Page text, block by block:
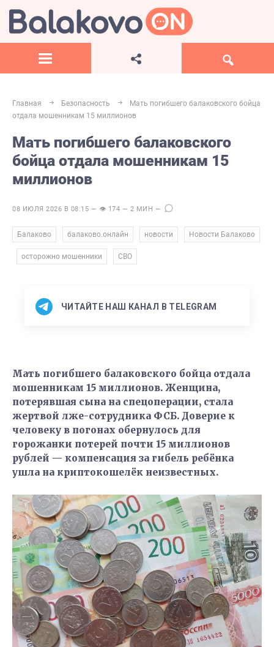
Главная Безопасность
Мать погибшего балаковского бойца
отдала мошенникам 15 миллионов
Мать погибшего балаковского
бойца отдала мошенникам 15
миллионов
08 ИЮЛЯ 2026 В 08:15 — 👁 174 — 2 МИН —
Балаково балаково.онлайн новости Новости Балаково
осторожно мошенники СВО
ЧИТАЙТЕ НАШ КАНАЛ В TELEGRAM
Мать погибшего балаковского бойца отдала
мошенникам 15 миллионов. Женщина,
потерявшая сына на спецоперации, стала
жертвой лже-сотрудника ФСБ. Доверие к
человеку в погонах обернулось для
горожанки потерей почти 15 миллионов
рублей — компенсация за гибель ребёнка
ушла на криптокошелёк неизвестных.